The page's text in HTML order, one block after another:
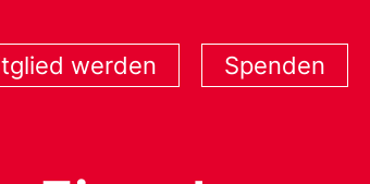
werden Spenden